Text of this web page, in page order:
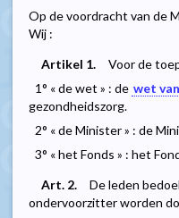
Op de voordracht van de
Wij :
Artikel 1.
Voor de
1° « de wet » : de wet
gezondheidszorg.
2° « de Minister » : de
3° « het Fonds » : het
Art. 2.
De leden
ondervoorzitter worden